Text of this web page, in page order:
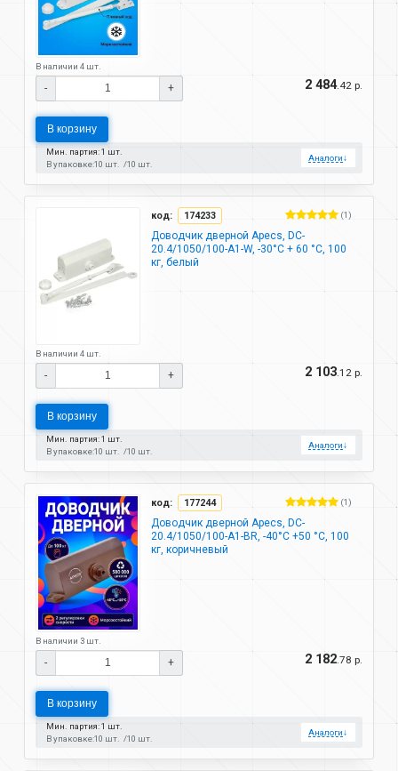
В наличии 4 шт.
- + 2 484.42 р.
В корзину
Мин. партия: 1 шт.
В упаковке:10 шт. 10 шт.
Аналоги↓
код: 174233 (1)
Доводчик дверной Apecs, DC-
20.4/1050/100-A1-W, -30°C + 60 °C, 100
кг, белый
В наличии 4 шт.
- + 2 103 .12 р.
В корзину
Мин. партия: 1 шт.
В упаковке:10 шт. 10 шт.
Аналоги↓
код: 177244 (1)
Доводчик дверной Apecs, DC-
20.4/1050/100-A1-BR, -40°C +50 °C, 100
кг, коричневый
В наличии 3 шт.
- + 2 182 .78 р.
В корзину
Мин. партия: 1 шт.
В упаковке:10 шт. 10 шт.
Аналоги↓